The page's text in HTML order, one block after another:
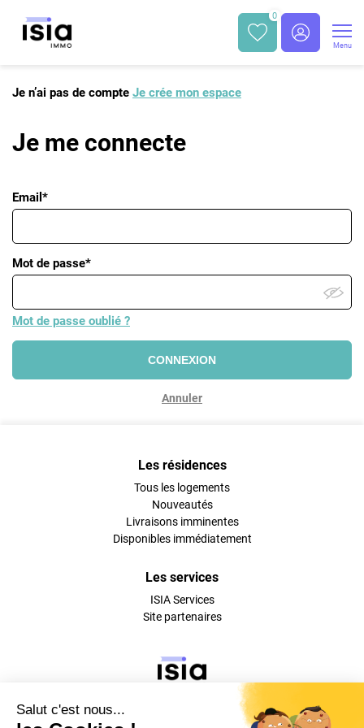
0
Menu
Je n’ai pas de compte Je crée mon espace
Je me connecte
Email*
Mot de passe*
Mot de passe oublié ?
CONNEXION
Annuler
Les résidences
Tous les logements
Nouveautés
Livraisons imminentes
Disponibles immédiatement
Les services
ISIA Services
Site partenaires
Suivez-nous sur